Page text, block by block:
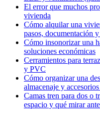
El error que muchos
vivienda
Cómo alquilar una
pasos, documentación
Cómo insonorizar una
soluciones económicas
Cerramientos para
y PVC
Cómo organizar una
almacenaje y
Camas tren para dos o
espacio y qué mirar